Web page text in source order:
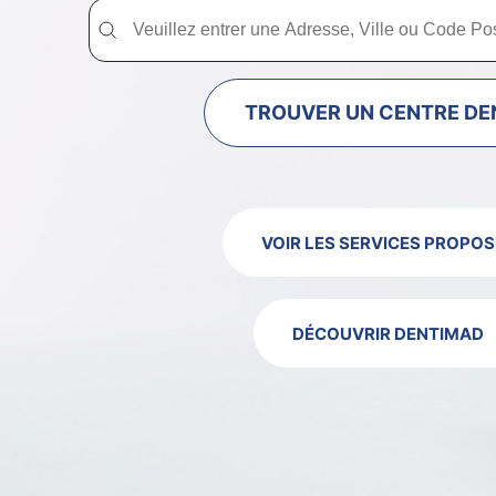
Trouver un centre dentaire Dentimad près
Trouver un centre dentaire Dentimad près de chez vous
TROUVER UN CENTRE
VOIR LES SERVICES
DÉCOUVRIR DENTIMAD